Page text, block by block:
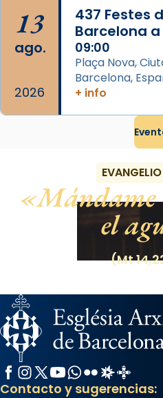
13
ago.
2026
437 Festes
Barcelona
09:00
Plaça Nova,
Barcelona,
+ info
Mándame
el
(Mt
Facebook
Instagram
X / Twitter
YouTube
WhatsApp
FlickrRadio Estel
Contacto y sugerencias: